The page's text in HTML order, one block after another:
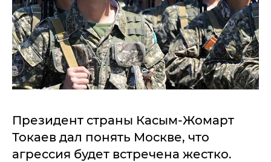
Президент страны Касым-Жомарт
Токаев дал понять Москве, что
агрессия будет встречена жестко.